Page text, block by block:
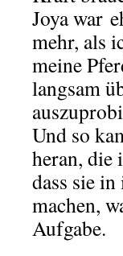
Joya war
mehr, als
meine
langsam
Und so
heran, die
dass sie
machen,
Aufgabe.